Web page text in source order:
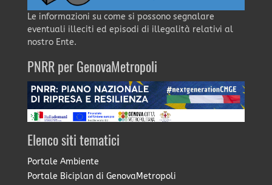
Le informazioni su come si possono segnalare
eventuali illeciti ed episodi di illegalità relativi al
nostro Ente.
PNRR per GenovaMetropoli
Elenco siti tematici
Portale Ambiente
Portale Biciplan di GenovaMetropoli